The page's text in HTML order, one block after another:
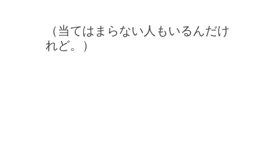
（当てはまらない人もいるんだけ
れど。）